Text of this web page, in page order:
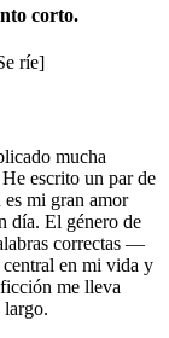
corto.
ríe]
mucha
escrito un par de
mi gran amor
día. El género de
correctas —
en mi vida y
me lleva
largo.